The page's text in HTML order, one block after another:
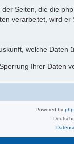
Seiten, die die
verarbeitet, wird
welche Daten
Ihrer Daten
Powered by